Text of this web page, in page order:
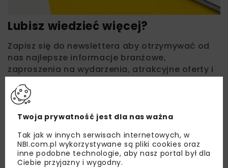
Lubisz wiedzieć więcej?
Zapisz się do newslettera aby otrzymywać od
nas najlepsze informacje branżowe,
zaproszenia na wydarzenia, atrakcyjne oferty i
Zapoznałam/em się z Polityką Prywatności
Regulaminemoraz wyrażam zgodę na otrzymywanie na
podany przeze mnie adres e-mail korespondencji
handlowej w postaci newslettera.
Twoja prywatność jest dla nas ważna
Tak jak w innych serwisach internetowych, w
NBI.com.pl wykorzystywane są pliki cookies oraz
inne podobne technologie, aby nasz portal był dla
Ciebie przyjazny i wygodny.